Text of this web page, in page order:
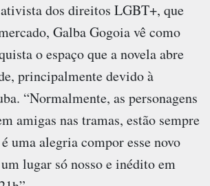
dos direitos LGBT+, que
Galba Gogoia vê como
o espaço que a novela abre
principalmente devido à
“Normalmente, as personagens
amigas nas tramas, estão sempre
uma alegria compor esse novo
lugar só nosso e inédito em